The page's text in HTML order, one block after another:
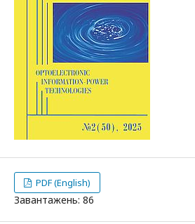
PDF (English)
Завантажень: 86